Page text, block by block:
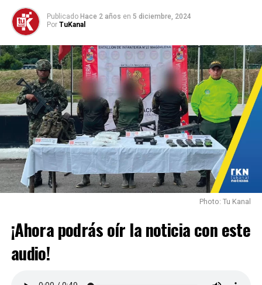
Publicado Hace 2 años en 5 diciembre, 2024
Por TuKanal
Photo: Tu Kanal
¡Ahora podrás oír la noticia con este
audio!